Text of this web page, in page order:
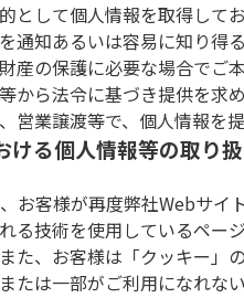
として個人情報を取得して
通知あるいは容易に知り得
産の保護に必要な場合でご
から法令に基づき提供を求
営業譲渡等で、個人情報を提
ける個人情報等の取り
お客様が再度弊社Webサイ
る技術を使用しているペ
た、お客様は「クッキー」
たは一部がご利用になれな